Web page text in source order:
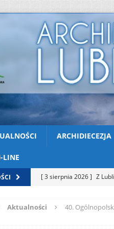
ARCHIDIECEZJA
LINE
[ 3 sierpnia 2026 ] Z
[ 2 sierpnia 2026 ]
Aktualności
40.